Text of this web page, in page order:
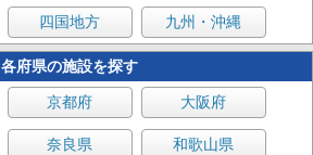
四国地方 九州・沖縄
各府県の施設を探す
京都府 大阪府
奈良県 和歌山県